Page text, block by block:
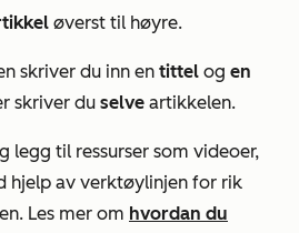
øverst til høyre.
skriver du inn en tittel og en
skriver du selve artikkelen.
legg til ressurser som videoer,
hjelp av verktøylinjen for rik
Les mer om hvordan du